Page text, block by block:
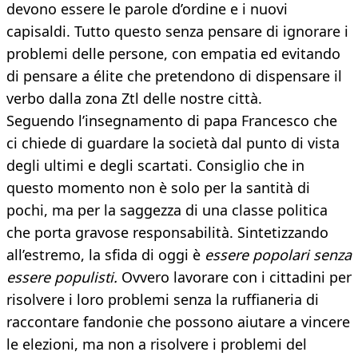
devono essere le parole d’ordine e i nuovi
capisaldi. Tutto questo senza pensare di ignorare i
problemi delle persone, con empatia ed evitando
di pensare a élite che pretendono di dispensare il
verbo dalla zona Ztl delle nostre città.
Seguendo l’insegnamento di papa Francesco che
ci chiede di guardare la società dal punto di vista
degli ultimi e degli scartati. Consiglio che in
questo momento non è solo per la santità di
pochi, ma per la saggezza di una classe politica
che porta gravose responsabilità. Sintetizzando
all’estremo, la sfida di oggi è essere popolari senza
essere populisti. Ovvero lavorare con i cittadini per
risolvere i loro problemi senza la ruffianeria di
raccontare fandonie che possono aiutare a vincere
le elezioni, ma non a risolvere i problemi del